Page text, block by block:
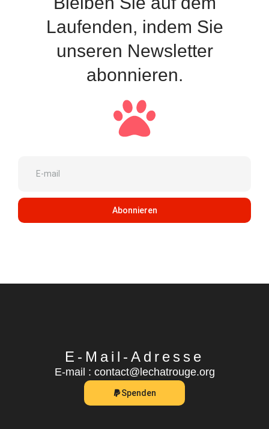
Laufenden, indem Sie
unseren Newsletter
abonnieren.
Abonnieren
E-Mail-Adresse
E-mail : contact@lechatrouge.org
Spenden